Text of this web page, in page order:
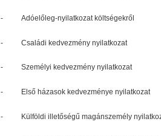
- Adóelőleg-nyilatkozat költségekről
- Családi kedvezmény nyilatkozat
- Személyi kedvezmény nyilatkozat
- Első házasok kedvezménye nyilatkozat
- Külföldi illetőségű magánszemély